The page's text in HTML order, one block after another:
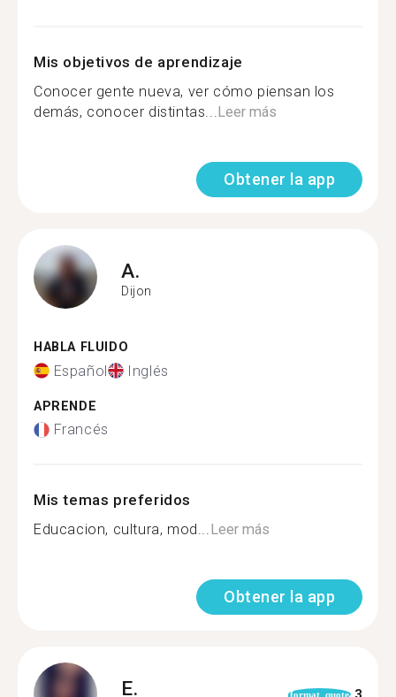
Mis objetivos de aprendizaje
Conocer gente nueva, ver cómo piensan los
demás, conocer distintas...Leer más
Obtener la app
A.
Dijon
HABLA FLUIDO
Español Inglés
APRENDE
Francés
Mis temas preferidos
Educacion, cultura, mod...Leer más
Obtener la app
E. format_quote